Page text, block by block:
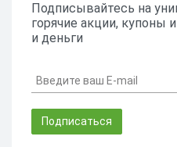
Подписывайтесь на
горячие акции, купоны
и деньги
Подписаться